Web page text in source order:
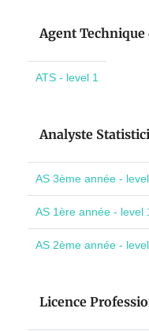
Agent Technique
ATS - level 1
Analyste
AS 3ème année - level
AS 1ère année - level
AS 2ème année -
Licence